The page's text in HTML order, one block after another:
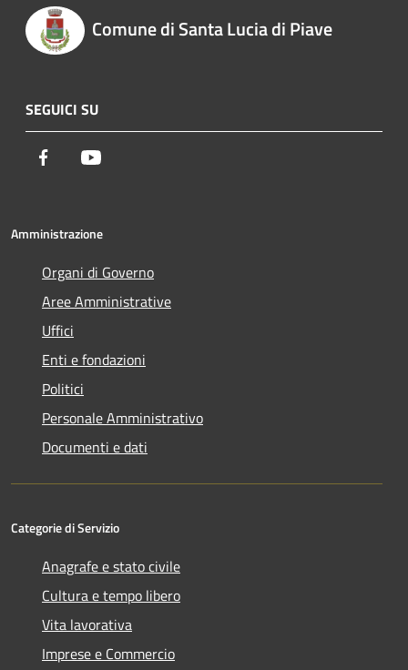
Comune di Santa Lucia di Piave
SEGUICI SU
Facebook
Amministrazione
Organi di Governo
Aree Amministrative
Uffici
Enti e fondazioni
Politici
Personale Amministrativo
Documenti e dati
Categorie di Servizio
Anagrafe e stato civile
Cultura e tempo libero
Vita lavorativa
Imprese e Commercio